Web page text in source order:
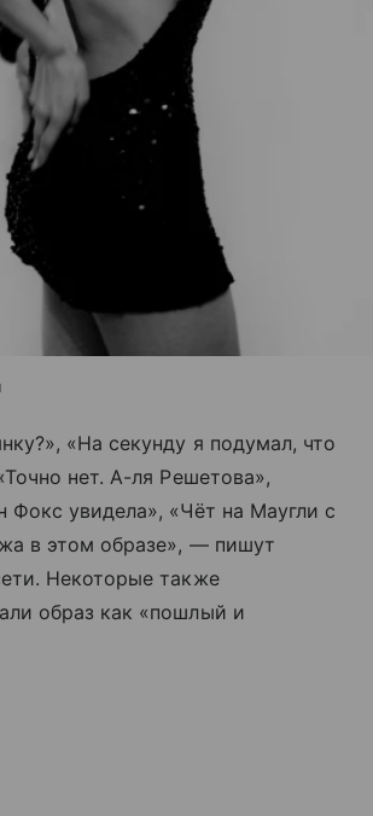
«На секунду я подумал, что
нет. А-ля Решетова»,
Фокс увидела», «Чёт на Маугли с
в этом образе», — пишут
Некоторые также
образ как «пошлый и